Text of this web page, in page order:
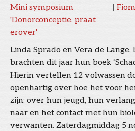
Mini symposium
'Donorconceptie, praat
erover'
| Fiom
Linda Sprado en Vera de
brachten dit jaar hun boek
Hierin vertellen 12 volwassen
openhartig over hoe het voor
zijn: over hun jeugd, hun
naar en het contact met hun
verwanten. Zaterdagmiddag 5